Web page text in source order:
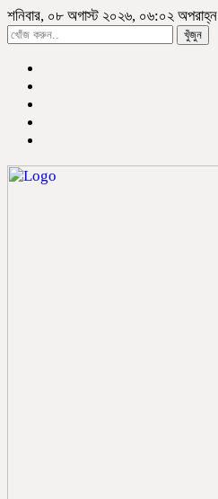
শনিবার, ০৮ অগাস্ট ২০২৬, ০৬:০২ অপরাহ্ন
খুঁজুন